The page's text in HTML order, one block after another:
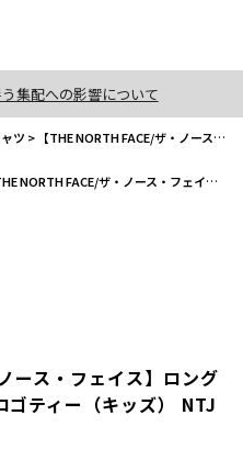
集配への影響について
ツ > 【THE NORTH FACE/ザ・ノース・フェイス】ロングスリーブスモールスクエアロゴティー（キッズ） NTJ32250
NORTH FACE/ザ・ノース・フェイス】ロングスリーブスモールスクエアロゴティー（キッズ） NTJ32250
ース・フェイス】ロング
ゴティー（キッズ） NTJ